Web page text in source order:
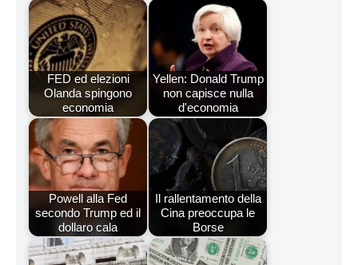
FED ed elezioni
Olanda spingono
economia
Yellen: Donald Trump
non capisce nulla
d'economia
Powell alla Fed
secondo Trump ed il
dollaro cala
Il rallentamento della
Cina preoccupa le
Borse